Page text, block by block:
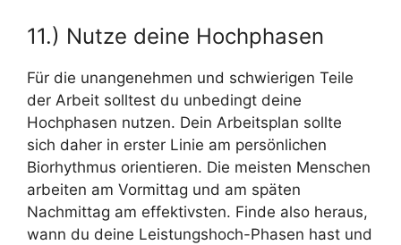
11.) Nutze deine Hochphasen
Für die unangenehmen und schwierigen Teile
der Arbeit solltest du unbedingt deine
Hochphasen nutzen. Dein Arbeitsplan sollte
sich daher in erster Linie am persönlichen
Biorhythmus orientieren. Die meisten Menschen
arbeiten am Vormittag und am späten
Nachmittag am effektivsten. Finde also heraus,
wann du deine Leistungshoch-Phasen hast und